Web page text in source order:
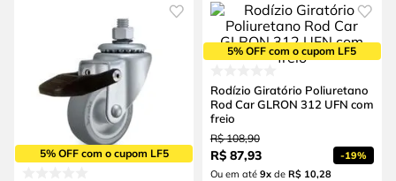
5% OFF com o cupom LF5
5% OFF com o cupom LF5
Rodízio Giratório Poliuretano
Rod Car GLRON 312 UFN com
freio
R$ 108,90
R$ 87,93 -19%
Ou em até 9xde R$ 10,28